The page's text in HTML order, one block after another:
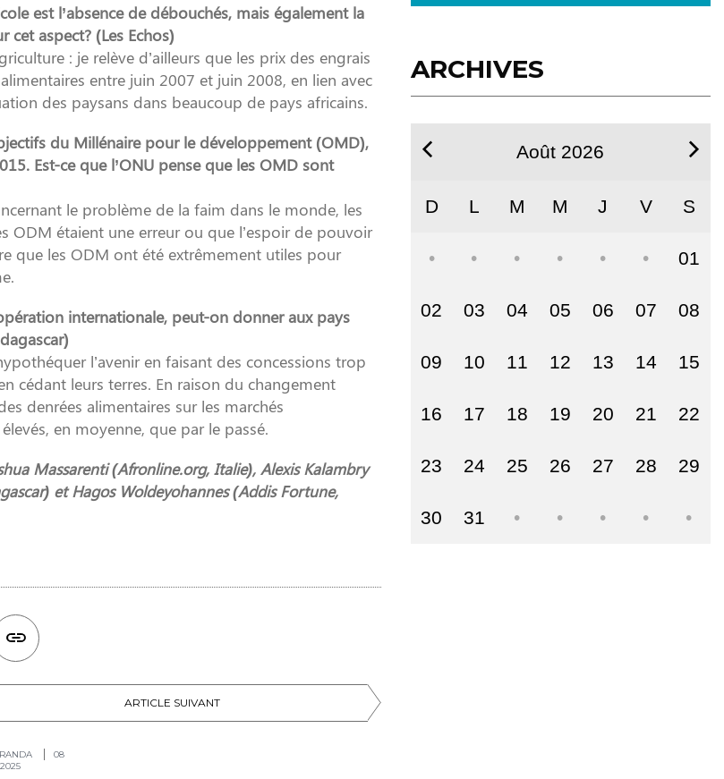
ARTICLE SUIVANT
08
est l’absence de débouchés, mais également la
aspect? (Les Echos)
: je relève d’ailleurs que les prix des engrais
entre juin 2007 et juin 2008, en lien avec
des paysans dans beaucoup de pays africains.
du Millénaire pour le développement (OMD),
Est-ce que l’ONU pense que les OMD sont
le problème de la faim dans le monde, les
ODM étaient une erreur ou que l’espoir de pouvoir
que les ODM ont été extrêmement utiles pour
internationale, peut-on donner aux pays
l’avenir en faisant des concessions trop
cédant leurs terres. En raison du changement
denrées alimentaires sur les marchés
en moyenne, que par le passé.
Massarenti (Afronline.org, Italie), Alexis Kalambry
et Hagos Woldeyohannes (Addis Fortune,
ARCHIVES
JUILLET AOÛT SEPTEMBRE
OCTOBRE NOVEMBRE
Août 2026
D L M M J V S
01
02 03 04 05 06 07 08
09 10 11 12 13 14 15
16 17 18 19 20 21 22
23 24 25 26 27 28 29
30 31